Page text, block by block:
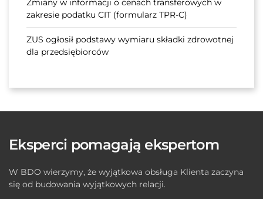
Zmiany w informacji o cenach transferowych w
zakresie podatku CIT (formularz TPR-C)
ZUS ogłosił podstawy wymiaru składki zdrowotnej
dla przedsiębiorców
Eksperci pomagają ekspertom
W BDO wierzymy, że wyjątkowa obsługa Klienta zaczyna
się od budowania wyjątkowych relacji.